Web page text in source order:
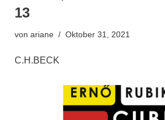
13
von ariane Oktober 31, 2021
C.H.BECK